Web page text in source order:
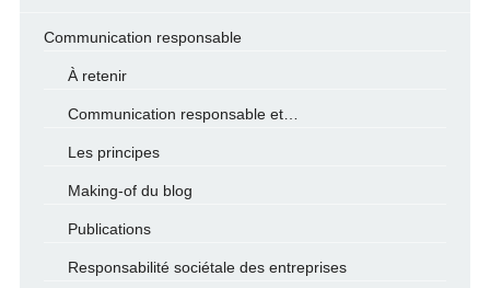
Communication responsable
À retenir
Communication responsable et…
Les principes
Making-of du blog
Publications
Responsabilité sociétale des entreprises